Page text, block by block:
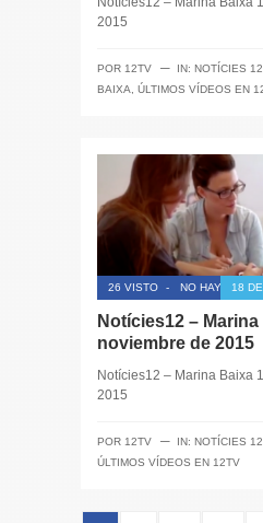
2015
POR 12TV ─ IN: NOTÍCIES 12
BAIXA
ÚLTIMOS VÍDEOS EN
26 VISTO - NO HAY 18
Notícies12 –
noviembre de 2015
Notícies12 – Marina Baixa
2015
POR 12TV ─ IN: NOTÍCIES
ÚLTIMOS VÍDEOS EN 12TV